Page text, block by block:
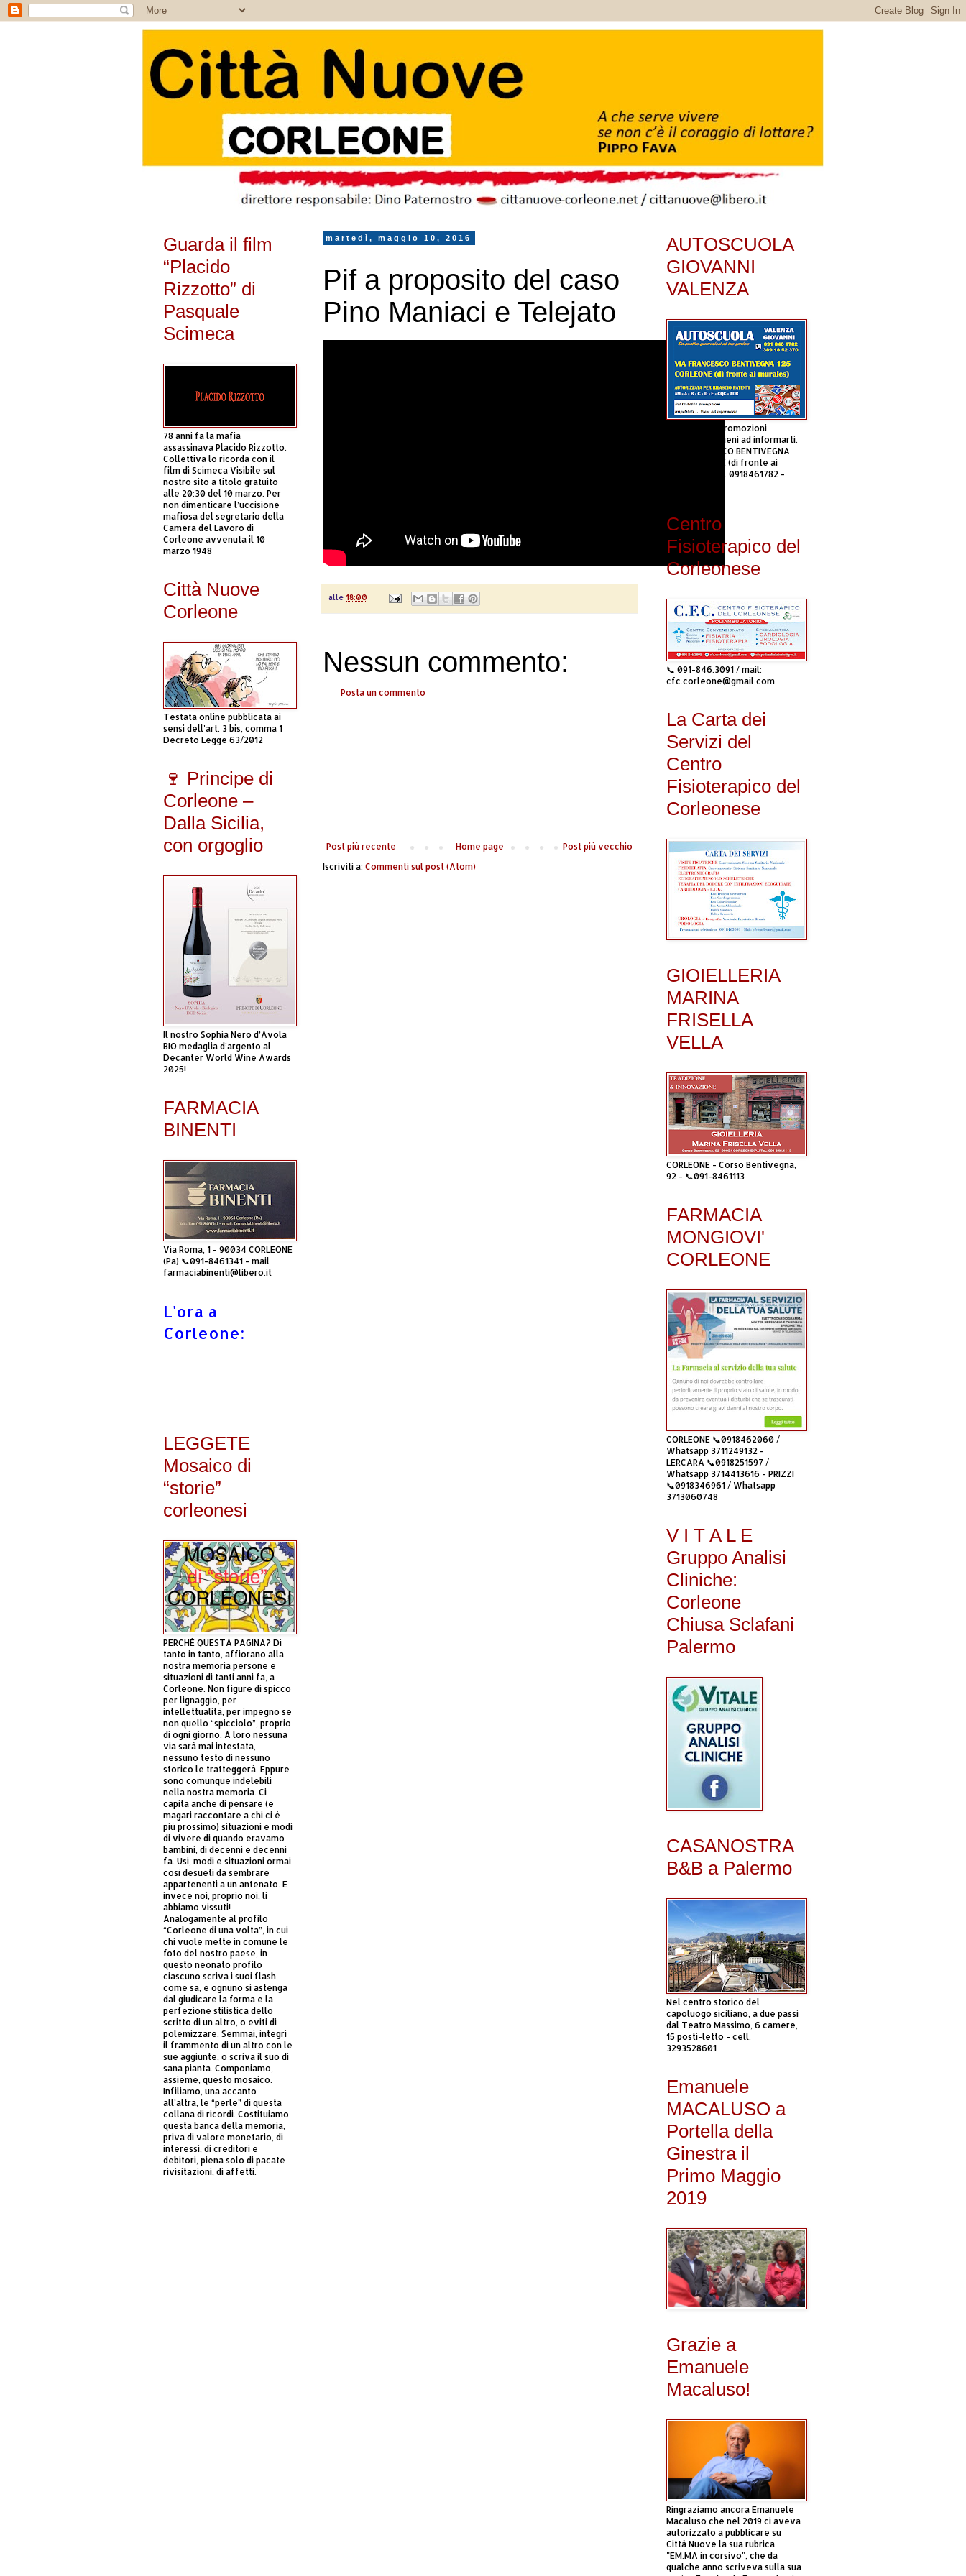
martedì, maggio 10, 2016
Pif a proposito del caso
Pino Maniaci e Telejato
alle 18:00
Nessun commento:
Posta un commento
Post più recente Post più vecchio
Home page
Iscriviti a: Commenti sul post (Atom)
Guarda il film
“Placido
Rizzotto” di
Pasquale
Scimeca
78 anni fa la mafia
assassinava Placido Rizzotto.
Collettiva lo ricorda con il
film di Scimeca Visibile sul
nostro sito a titolo gratuito
alle 20:30 del 10 marzo. Per
non dimenticare l’uccisione
mafiosa del segretario della
Camera del Lavoro di
Corleone avvenuta il 10
marzo 1948
Città Nuove
Corleone
Testata online pubblicata ai
sensi dell'art. 3 bis, comma 1
Decreto Legge 63/2012
🍷 Principe di
Corleone –
Dalla Sicilia,
con orgoglio
Il nostro Sophia Nero d’Avola
BIO medaglia d’argento al
Decanter World Wine Awards
2025!
FARMACIA
BINENTI
Via Roma, 1 - 90034 CORLEONE
(Pa) 📞091-8461341 - mail
farmaciabinenti@libero.it
L'ora a
Corleone:
LEGGETE
Mosaico di
“storie”
corleonesi
PERCHÈ QUESTA PAGINA? Di
tanto in tanto, affiorano alla
nostra memoria persone e
situazioni di tanti anni fa, a
Corleone. Non figure di spicco
per lignaggio, per
intellettualità, per impegno se
non quello “spicciolo”, proprio
di ogni giorno. A loro nessuna
via sarà mai intestata,
nessuno testo di nessuno
storico le tratteggerà. Eppure
sono comunque indelebili
nella nostra memoria. Ci
capita anche di pensare (e
magari raccontare a chi ci è
più prossimo) situazioni e modi
di vivere di quando eravamo
bambini, di decenni e decenni
fa. Usi, modi e situazioni ormai
così desueti da sembrare
appartenenti a un antenato. E
invece noi, proprio noi, li
abbiamo vissuti!
Analogamente al profilo
“Corleone di una volta”, in cui
chi vuole mette in comune le
foto del nostro paese, in
questo neonato profilo
ciascuno scriva i suoi flash
come sa, e ognuno si astenga
dal giudicare la forma e la
perfezione stilistica dello
scritto di un altro, o eviti di
polemizzare. Semmai, integri
il frammento di un altro con le
sue aggiunte, o scriva il suo di
sana pianta. Componiamo,
assieme, questo mosaico.
Infiliamo, una accanto
all’altra, le “perle” di questa
collana di ricordi. Costituiamo
questa banca della memoria,
priva di valore monetario, di
interessi, di creditori e
debitori, piena solo di pacate
rivisitazioni, di affetti.
AUTOSCUOLA
GIOVANNI
VALENZA
Per te delle promozioni
irripetibili.... Vieni ad informarti.
VIA FRANCESCO BENTIVEGNA
125 CORLEONE (di fronte ai
murales) - tel. 0918461782 -
Centro
Fisioterapico del
Corleonese
📞 091-846.3091 / mail:
cfc.corleone@gmail.com
La Carta dei
Servizi del
Centro
Fisioterapico del
Corleonese
GIOIELLERIA
MARINA
FRISELLA
VELLA
CORLEONE - Corso Bentivegna,
92 - 📞091-8461113
FARMACIA
MONGIOVI'
CORLEONE
CORLEONE 📞0918462060 /
Whatsapp 3711249132 -
LERCARA 📞0918251597 /
Whatsapp 3714413616 - PRIZZI
📞0918346961 / Whatsapp
3713060748
V I T A L E
Gruppo Analisi
Cliniche:
Corleone
Chiusa Sclafani
Palermo
CASANOSTRA
B&B a Palermo
Nel centro storico del
capoluogo siciliano, a due passi
dal Teatro Massimo, 6 camere,
15 posti-letto - cell.
3293528601
Emanuele
MACALUSO a
Portella della
Ginestra il
Primo Maggio
2019
Grazie a
Emanuele
Macaluso!
Ringraziamo ancora Emanuele
Macaluso che nel 2019 ci aveva
autorizzato a pubblicare su
Città Nuove la sua rubrica
"EM.MA in corsivo", che da
qualche anno scriveva sulla sua